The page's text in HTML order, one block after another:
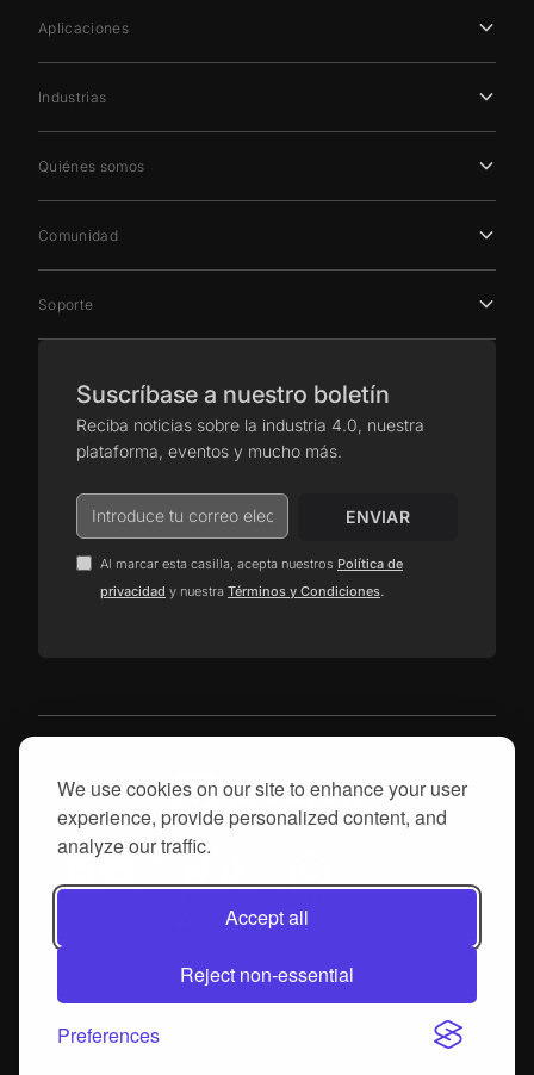
We use cookies on our site to enhance your user
experience, provide personalized content, and
analyze our traffic.
Accept all
Reject non-essential
Preferences
Aplicaciones
Industrias
Quiénes somos
Comunidad
Soporte
Suscríbase a nuestro boletín
Reciba noticias sobre la industria 4.0, nuestra
plataforma, eventos y mucho más.
Al marcar esta casilla, acepta nuestros Política de
privacidad y nuestra Términos y Condiciones.
© 2025, proGrow S.A. Todos los derechos reservados
Produtech R3 DIH Automotive